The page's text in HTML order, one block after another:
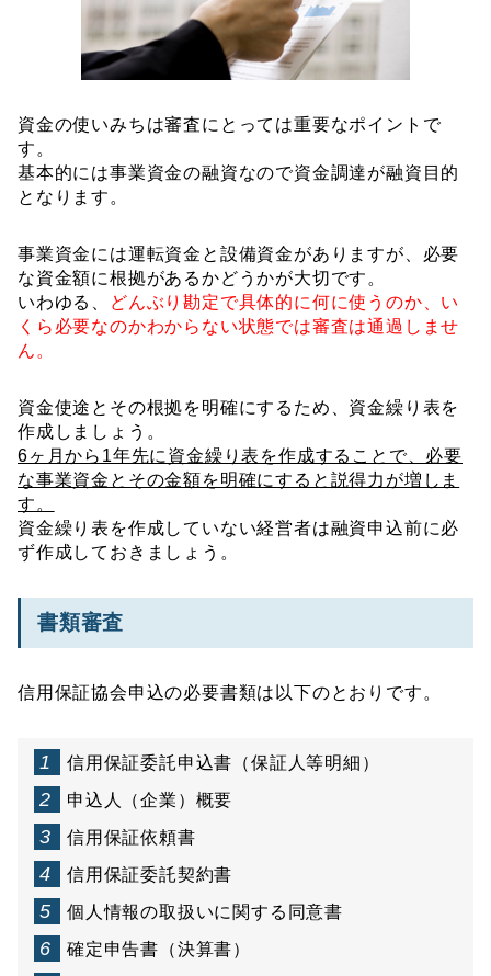
資金の使いみちは審査にとっては重要なポイントで
す。
基本的には事業資金の融資なので資金調達が融資目的
となります。
事業資金には運転資金と設備資金がありますが、必要
な資金額に根拠があるかどうかが大切です。
いわゆる、
どんぶり勘定で具体的に何に使うのか、い
くら必要なのかわからない状態では審査は通過しませ
ん。
資金使途とその根拠を明確にするため、資金繰り表を
作成しましょう。
6ヶ月から1年先に資金繰り表を作成することで、必要
な事業資金とその金額を明確にすると説得力が増しま
す。
資金繰り表を作成していない経営者は融資申込前に必
ず作成しておきましょう。
書類審査
信用保証協会申込の必要書類は以下のとおりです。
信用保証委託申込書（保証人等明細）
申込人（企業）概要
信用保証依頼書
信用保証委託契約書
個人情報の取扱いに関する同意書
確定申告書（決算書）